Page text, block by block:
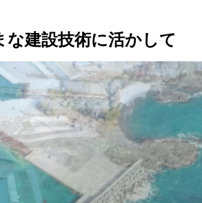
FACILITIES
ENGINEERING
建設技術に活かして